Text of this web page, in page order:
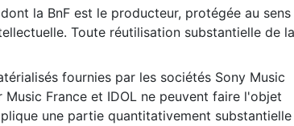
la BnF est le producteur, protégée au sens
Toute réutilisation substantielle de
fournies par les sociétés Sony Music
Music France et IDOL ne peuvent faire l'objet
une partie quantitativement